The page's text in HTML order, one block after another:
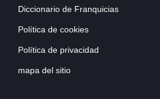
Diccionario de Franquicias
Política de cookies
Política de privacidad
mapa del sitio